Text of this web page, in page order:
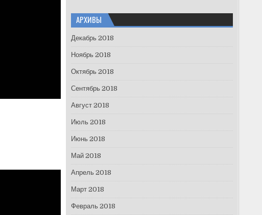
АРХИВЫ
Декабрь 2018
Ноябрь 2018
Октябрь 2018
Сентябрь 2018
Август 2018
Июль 2018
Июнь 2018
Май 2018
Апрель 2018
Март 2018
Февраль 2018